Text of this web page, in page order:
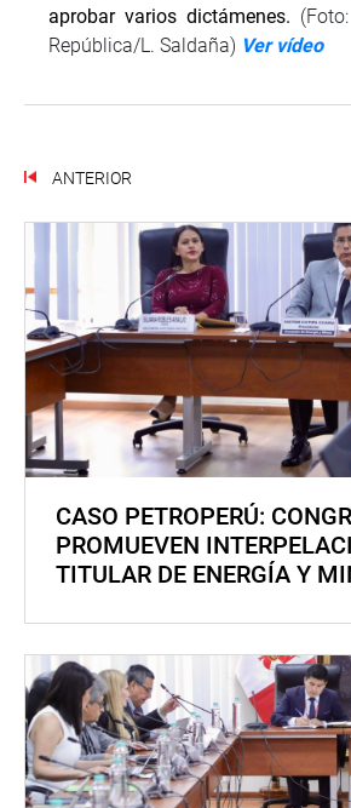
aprobar varios dictámenes.
República/L. Saldaña) Ver vídeo
ANTERIOR
CASO PETROPERÚ:
PROMUEVEN
TITULAR DE ENERGÍA Y